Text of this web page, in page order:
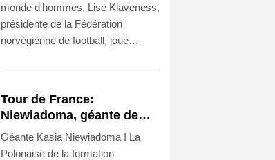
monde d'hommes, Lise Klaveness,
présidente de la Fédération
norvégienne de football, joue
gratter de la Fifa, et certains la
direction à la place de Gianni
Infantino.
Tour de France:
Niewiadoma, géante de
Provence
Géante Kasia Niewiadoma ! La
Polonaise de la formation